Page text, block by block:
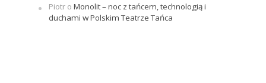
Piotro Monolit – noc z tańcem, technologią i
duchami w Polskim Teatrze Tańca